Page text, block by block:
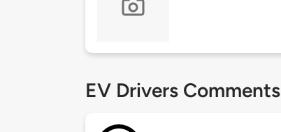
EV Drivers Comments